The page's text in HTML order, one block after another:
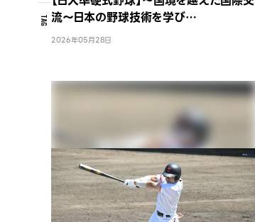
流～日本の野球技術を学び…
2026年05月28日
TAG